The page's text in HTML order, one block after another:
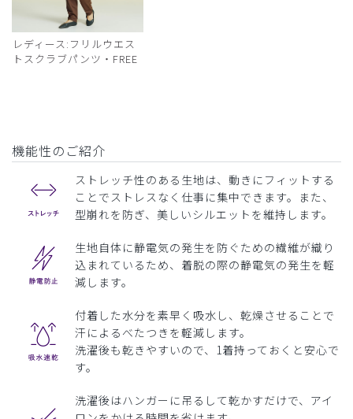
レディース:フリルウエス
トスクラブパンツ・FREE
機能性のご紹介
ストレッチ性のある生地は、動きにフィットする
ことでストレスなく仕事に集中できます。また、
型崩れを防ぎ、美しいシルエットを維持します。
生地自体に静電気の発生を防ぐための繊維が織り
込まれているため、着脱の際の静電気の発生を軽
減します。
付着した水分を素早く吸水し、乾燥させることで
汗によるべたつきを軽減します。
洗濯後も乾きやすいので、1着持っておくと安心で
す。
洗濯後はハンガーに吊るして乾かすだけで、アイ